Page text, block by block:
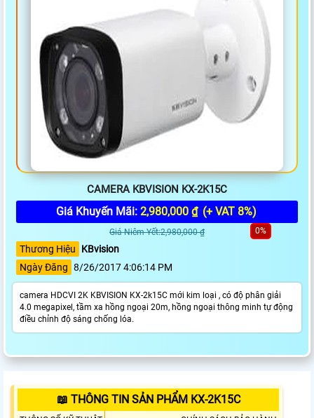
CAMERA KBVISION KX-2K15C
Giá Khuyến Mãi: 2,980,000 ₫ (+ VAT 8%)
Giá Niêm Yết:2,980,000 ₫ 0%
Thương Hiệu
KBvision
Ngày Đăng 8/26/2017 4:06:14 PM
camera HDCVI 2K KBVISION KX-2k15C mới kim loại , có độ phân giải
4.0 megapixel, tầm xa hồng ngoại 20m, hồng ngoại thông minh tự động
điều chỉnh độ sáng chống lóa.
📖 THÔNG TIN SẢN PHẨM KX-2K15C